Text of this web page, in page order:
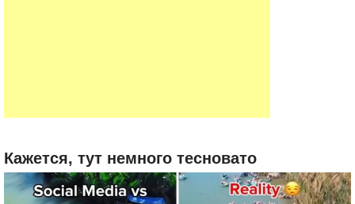
Кажется, тут немного тесновато